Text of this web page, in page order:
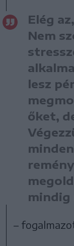
Elég
Nem
lesz
őket,
–